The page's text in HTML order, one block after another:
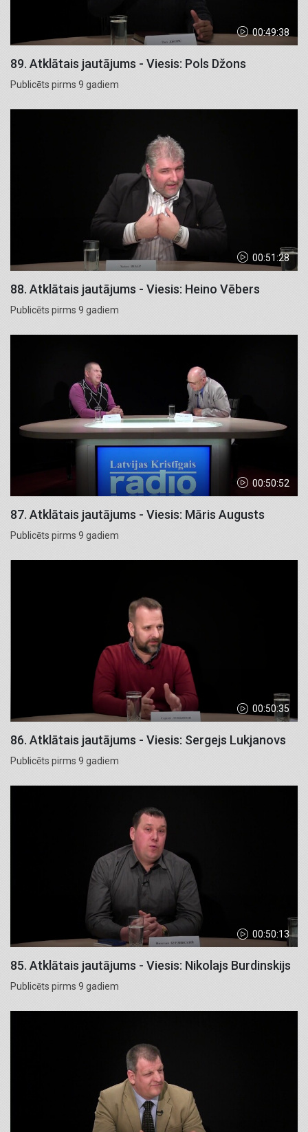
00:49:38
89. Atklātais jautājums - Viesis: Pols Džons
Publicēts pirms 9 gadiem
00:51:28
88. Atklātais jautājums - Viesis: Heino Vēbers
Publicēts pirms 9 gadiem
00:50:52
87. Atklātais jautājums - Viesis: Māris Augusts
Publicēts pirms 9 gadiem
00:50:35
86. Atklātais jautājums - Viesis: Sergejs Lukjanovs
Publicēts pirms 9 gadiem
00:50:13
85. Atklātais jautājums - Viesis: Nikolajs Burdinskijs
Publicēts pirms 9 gadiem